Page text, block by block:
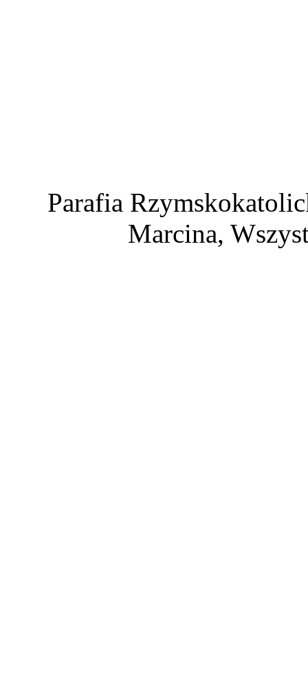
Parafia
Marcina,